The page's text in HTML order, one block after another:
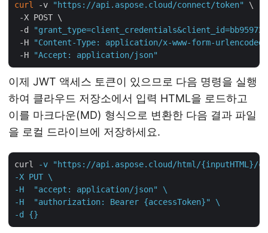
curl -v "https://api.aspose.cloud/connect/token"
\
-X POST \
-d
"grant_type=client_credentials&client_id=bb959721-
-H
"Content-Type: application/x-www-form-urlencoded"
-H
"Accept: application/json"
이제 JWT 액세스 토큰이 있으므로 다음 명령을 실행
하여 클라우드 저장소에서 입력 HTML을 로드하고
이를 마크다운(MD) 형식으로 변환한 다음 결과 파일
을 로컬 드라이브에 저장하세요.
curl
-v "https://api.aspose.cloud/html/{inputHTML}/
-X PUT \
-H  "accept: application/json" \
-H  "authorization: Bearer {accessToken}" \
-d {}